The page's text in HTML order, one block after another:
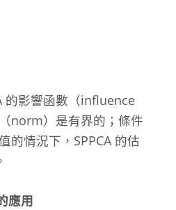
的影響函數（influence
norm）是有界的；條件
的情況下，SPPCA 的估
應用